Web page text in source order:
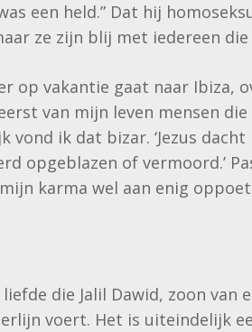
een held.” Dat hij
ze zijn blij met iedereen die
op vakantie gaat naar Ibiza,
van mijn leven mensen
vond ik dat bizar. ‘Jezus
opgeblazen of vermoord.’
karma wel aan enig
die Jalil Dawid, zoon
voert. Het is uiteindelijk